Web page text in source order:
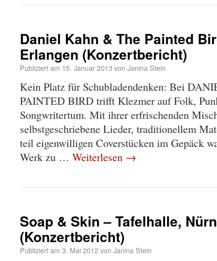
Daniel Kahn & The Painted
Erlangen (Konzertbericht)
Publiziert am 15. Januar 2013 von Janina Stein
Kein Platz für Schubladendenken: Bei
PAINTED BIRD trifft Klezmer auf Folk,
Songwritertum. Mit ihrer erfrischenden
selbstgeschriebene Lieder, traditionellem
teil eigenwilligen Coverstücken im Gepäck
Werk zu … Weiterlesen →
Soap & Skin – Tafelhalle,
(Konzertbericht)
Publiziert am 3. Mai 2012von Janina Stein